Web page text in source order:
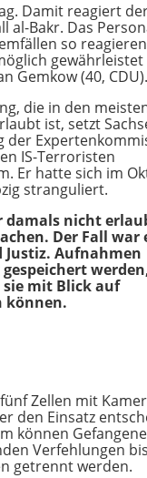
Damit reagiert
al-Bakr. Das
so
gewährleistet
Gemkow (40, CDU).
die in den
ist, setzt
der
IS-Terroristen
Er hatte sich im
stranguliert.
damals nicht
Der Fall war
Justiz. Aufnahmen
sie mit Blick auf
können.
Zellen mit
den Einsatz
können Gefangene
Verfehlungen
getrennt werden.